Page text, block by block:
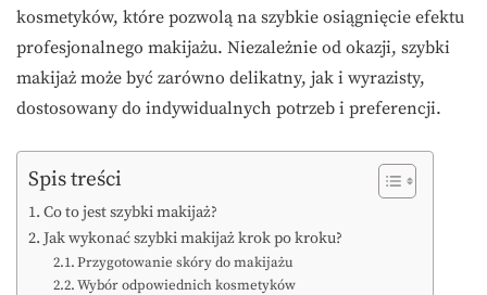
kosmetyków, które pozwolą na szybkie osiągnięcie efektu
profesjonalnego makijażu. Niezależnie od okazji, szybki
makijaż może być zarówno delikatny, jak i wyrazisty,
dostosowany do indywidualnych potrzeb i preferencji.
Spis treści
Co to jest szybki makijaż?
Jak wykonać szybki makijaż krok po kroku?
Przygotowanie skóry do makijażu
Wybór odpowiednich kosmetyków